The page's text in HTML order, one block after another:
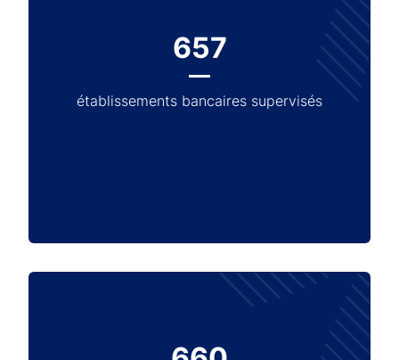
657
établissements bancaires supervisés